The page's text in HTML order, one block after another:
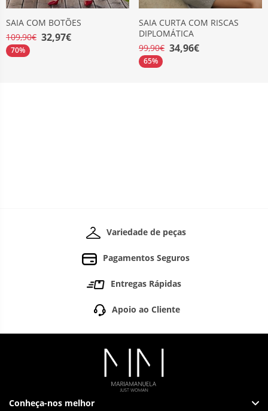
SAIA COM BOTÕES
109,90€ 32,97€
70%
SAIA CURTA COM RISCAS
DIPLOMÁTICA
99,90€ 34,96€
65%
Variedade de peças
Pagamentos Seguros
Entregas Rápidas
Apoio ao Cliente
Conheça-nos melhor